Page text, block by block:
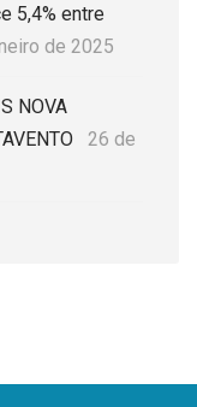
5,4% entre
de 2025
NOVA
26 de